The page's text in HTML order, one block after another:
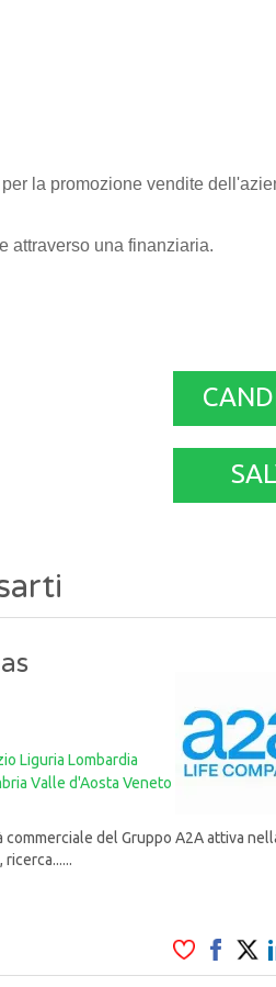
la promozione vendite
attraverso una finanziaria.
Liguria Lombardia
Valle d'Aosta Veneto
del Gruppo A2A attiva